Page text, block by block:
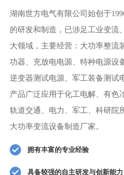
拥有丰富的专业经验
具备较强的自主研发与创新能力
湖南世方电气有限公司始创于
的研发和制造，已涉足工业变流
大领域，主要经营：大功率整流
功器、充放电电源、特种电源设
逆变器测试电源、军工装备测试
产品广泛应用于化工电解、有色
轨道交通、电力、军工、科研院
大功率变流设备制造厂家。